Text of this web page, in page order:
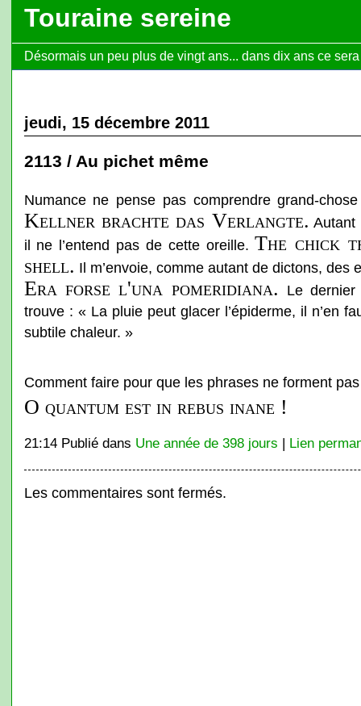
Touraine sereine
Désormais un peu plus de vingt ans... dans dix ans ce
jeudi, 15 décembre 2011
2113 / Au pichet même
Numance ne pense pas comprendre grand-
Kellner brachte das Verlangte. Autant
il ne l’entend pas de cette oreille.The chick
shell. Il m’envoie, comme autant de dictons, des
Era forse l'una pomeridiana.
Le
trouve : « La pluie peut glacer l’épiderme, il n’en
subtile chaleur. »
Comment faire pour que les phrases ne forment
O quantum est in rebus inane !
21:14 Publié dans Une année de 398 jours | Lien
Les commentaires sont fermés.